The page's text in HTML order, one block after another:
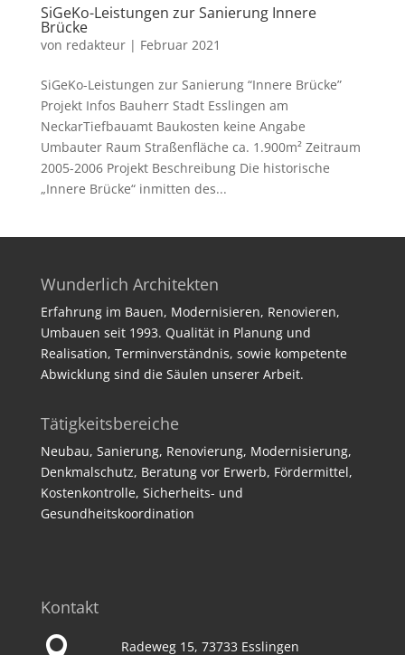
SiGeKo-Leistungen zur Sanierung Innere
Brücke
von redakteur| Februar 2021
SiGeKo-Leistungen zur Sanierung “Innere Brücke”
Projekt Infos Bauherr Stadt Esslingen am
NeckarTiefbauamt Baukosten keine Angabe
Umbauter Raum Straßenfläche ca. 1.900m² Zeitraum
2005-2006 Projekt Beschreibung Die historische
„Innere Brücke“ inmitten des...
Wunderlich Architekten
Erfahrung im Bauen, Modernisieren, Renovieren,
Umbauen seit 1993. Qualität in Planung und
Realisation, Terminverständnis, sowie kompetente
Abwicklung sind die Säulen unserer Arbeit.
Tätigkeitsbereiche
Neubau, Sanierung, Renovierung, Modernisierung,
Denkmalschutz, Beratung vor Erwerb, Fördermittel,
Kostenkontrolle, Sicherheits- und
Gesundheitskoordination
Kontakt
 Radeweg 15, 73733 Esslingen